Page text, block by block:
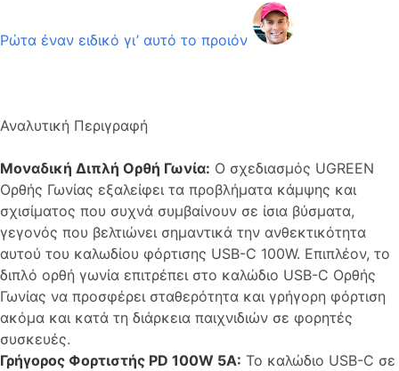
Ρώτα έναν ειδικό γι’ αυτό το προιόν
Αναλυτική Περιγραφή
Μοναδική Διπλή Ορθή Γωνία: Ο σχεδιασμός UGREEN
Ορθής Γωνίας εξαλείφει τα προβλήματα κάμψης και
σχισίματος που συχνά συμβαίνουν σε ίσια βύσματα,
γεγονός που βελτιώνει σημαντικά την ανθεκτικότητα
αυτού του καλωδίου φόρτισης USB-C 100W. Επιπλέον, το
διπλό ορθή γωνία επιτρέπει στο καλώδιο USB-C Ορθής
Γωνίας να προσφέρει σταθερότητα και γρήγορη φόρτιση
ακόμα και κατά τη διάρκεια παιχνιδιών σε φορητές
συσκευές.
Γρήγορος Φορτιστής PD 100W 5A: Το καλώδιο USB-C σε